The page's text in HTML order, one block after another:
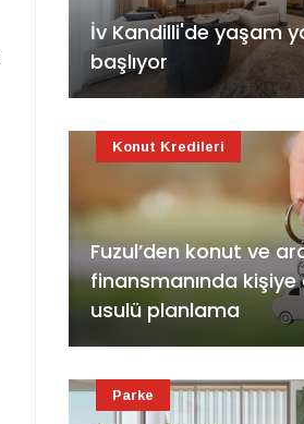
İv Kandilli'de yaşam
başlıyor
Fuzul’den konut ve
finansmanında kişiye
usulü planlama
Konut Kredileri
Parke